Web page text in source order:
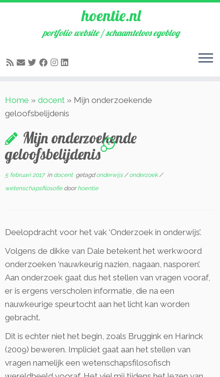
naar
inhoud
hoentie.nl
portfolio website / schaamteloos egoblog
Home » docent » Mijn onderzoekende
geloofsbelijdenis
Mijn onderzoekende
geloofsbelijdenis
2
5 februari 2017in docent getagdonderwijs/onderzoek/
wetenschapsfilosofie doorhoentie
Deelopdracht voor het vak ‘Onderzoek in onderwijs’.
Volgens de dikke van Dale betekent het werkwoord
onderzoeken ‘nauwkeurig nazien, nagaan, nasporen’.
Aan onderzoek gaat dus het stellen van vragen vooraf,
er is ergens verscholen informatie, die na een
nauwkeurige speurtocht aan het licht kan worden
gebracht.
Dit is echter niet het begin, zoals Bruggink en Harinck
(2009) beweren. Impliciet gaat aan het stellen van
vragen namelijk een wetenschapsfilosofisch